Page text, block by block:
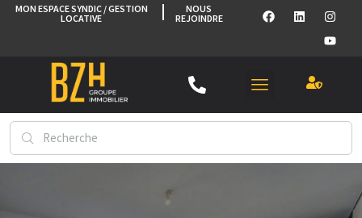
MON ESPACE SYNDIC / GESTION
LOCATIVE
NOUS
REJOINDRE